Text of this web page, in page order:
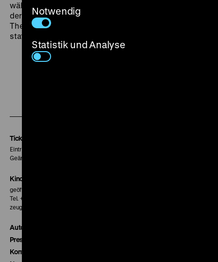
während des Ersten Weltkriegs. Es findet im Rahmen
der Internationalen Konferenz „Unlocking Sources –
The First World War online & Europeana Conference“
statt.
Tickets
Eintritt 5 €
Geänderte Preise sind im Programm vermerkt.
Kinokasse
geöffnet 30 Minuten vor Beginn der ersten Vorstellung
Tel. + 49 30 20304-770
zeughauskino@dhm.de
Autor*innen
Presse
Kontakt
Notwendig
Statistik und Analyse